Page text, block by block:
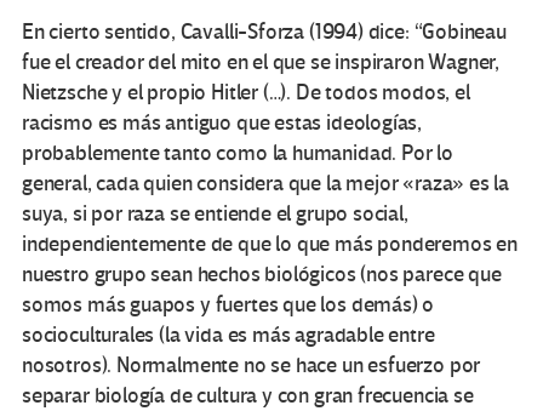
En cierto sentido, Cavalli-Sforza (1994) dice: “Gobineau
fue el creador del mito en el que se inspiraron Wagner,
Nietzsche y el propio Hitler (…). De todos modos, el
racismo es más antiguo que estas ideologías,
probablemente tanto como la humanidad. Por lo
general, cada quien considera que la mejor «raza» es la
suya, si por raza se entiende el grupo social,
independientemente de que lo que más ponderemos en
nuestro grupo sean hechos biológicos (nos parece que
somos más guapos y fuertes que los demás) o
socioculturales (la vida es más agradable entre
nosotros). Normalmente no se hace un esfuerzo por
separar biología de cultura y con gran frecuencia se